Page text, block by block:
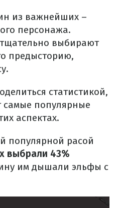
из важнейших –
персонажа.
выбирают
предысторию,
статистикой,
самые популярные
аспектах.
популярной расой
выбрали 43%
им дышали эльфы с